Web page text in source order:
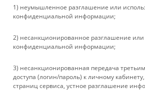
+ 7 861 272-88-
company@rebase-
г. Краснодар, ул.
Мы используем файлы cookie,
специалистами и третьими лицами, для
нашем веб-сайте, что позволяет нам
1) неумышленное разглашение или
конфиденциальной информации;
2) несанкционированное разглашение или
конфиденциальной информации;
3) несанкционированная передача
доступа (логин/пароль) к личному
страниц сервиса, устное разглашение